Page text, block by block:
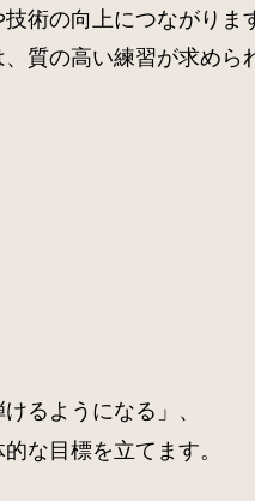
術の向上につながりま
質の高い練習が求めら
るようになる」、
な目標を立てます。